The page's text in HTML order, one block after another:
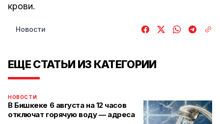
крови.
Новости
ЕЩЕ СТАТЬИ ИЗ КАТЕГОРИИ
НОВОСТИ
В Бишкеке 6 августа на 12 часов
отключат горячую воду — адреса